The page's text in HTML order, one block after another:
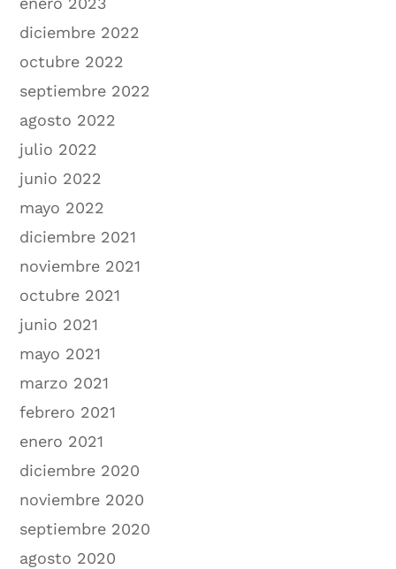
diciembre 2022
octubre 2022
septiembre 2022
agosto 2022
julio 2022
junio 2022
mayo 2022
diciembre 2021
noviembre 2021
octubre 2021
junio 2021
mayo 2021
marzo 2021
febrero 2021
enero 2021
diciembre 2020
noviembre 2020
septiembre 2020
agosto 2020